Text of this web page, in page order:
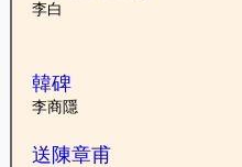
李白
韓碑
李商隱
送陳章甫